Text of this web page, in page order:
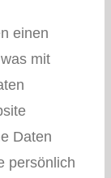
einen
mit
Daten
persönlich